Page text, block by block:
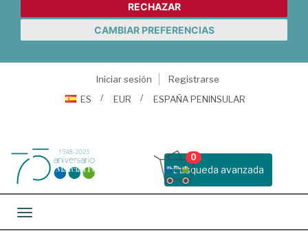
RECHAZAR
CAMBIAR PREFERENCIAS
Iniciar sesión
Registrarse
ES
EUR ESPAÑA PENINSULAR
Busqueda avanzada
0
Toggle navigation